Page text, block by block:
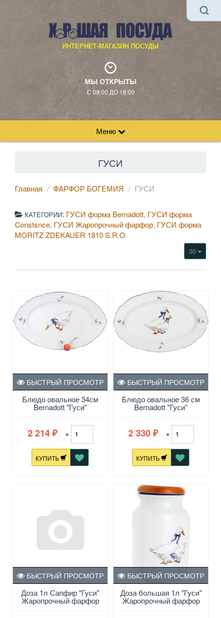
ИНТЕРНЕТ-МАГАЗИН ПОСУДЫ
МЫ ОТКРЫТЫ
С 09:00 ДО 18:00
Меню
ГУСИ
Главная ФАРФОР БОГЕМИЯ ГУСИ
КАТЕГОРИИ: ГУСИ форма Bernadott ГУСИ форма
Constsnce ГУСИ Жаропрочный фарфор ГУСИ форма
MORITZ ZDEKAUER 1810 S.R.O.
30
Блюдо овальное 34см
Bernadott "Гуси"
БЫСТРЫЙ ПРОСМОТР
2 214 ₽ ×
КУПИТЬ
Блюдо овальное 36 см
Bernadott "Гуси"
БЫСТРЫЙ ПРОСМОТР
2 330 ₽ ×
КУПИТЬ
Доза 1л Сапфир "Гуси"
Жаропрочный фарфор
БЫСТРЫЙ ПРОСМОТР
Доза большая 1л "Гуси"
Жаропрочный фарфор
БЫСТРЫЙ ПРОСМОТР